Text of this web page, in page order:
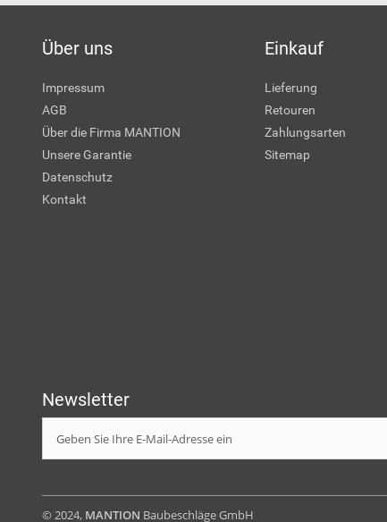
Über uns
Impressum
AGB
Über die Firma MANTION
Unsere Garantie
Datenschutz
Kontakt
Einkauf
Lieferung
Retouren
Zahlungsarten
Sitemap
Newsletter
© 2024, MANTION Baubeschläge GmbH